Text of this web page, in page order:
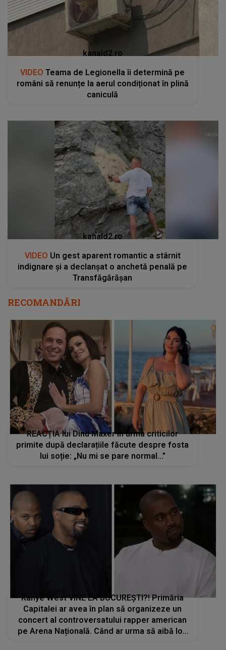
kanald2.ro
VIDEO Teama de Legionella îi determină pe
români să renunțe la aerul condiționat în plină
caniculă
kanald2.ro
VIDEO Un gest aparent romantic a stârnit
indignare și a declanșat o anchetă penală pe
Transfăgărășan
RECOMANDĂRI
REACȚIA lui Dinu Maxer în urma criticilor
primite după declarațiile făcute despre fosta
lui soție: „Nu mi se pare normal...”
Kanye West VINE LA BUCUREȘTI?! Primăria
Capitalei ar avea în plan să organizeze un
concert al controversatului rapper american
pe Arena Națională. Când ar urma să aibă loc